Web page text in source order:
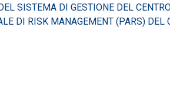
SISTEMA DI GESTIONE DEL
DI RISK MANAGEMENT (PARS) DEL